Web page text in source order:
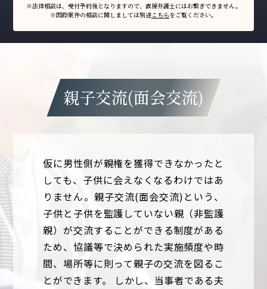
※法律相談は、受付予約後となりますので、 直接弁護士にはお繋ぎできません。
※国際案件の相談に関しましては別途こちらをご覧ください。
親子交流(面会交流)
仮に男性側が親権を獲得できなかったと
しても、子供に会えなくなるわけではあ
りません。親子交流(面会交流)という、
子供と子供を監護していない親（非監護
親）が交流することができる制度がある
ため、協議等で決められた実施頻度や時
間、場所等に則って親子の交流を図るこ
とができます。 しかし、当事者である夫